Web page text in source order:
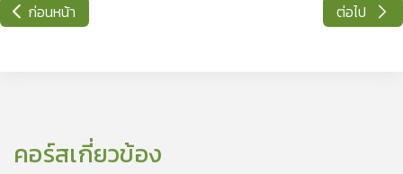
ก่อนหน้า ต่อไป
คอร์สเกี่ยวข้อง